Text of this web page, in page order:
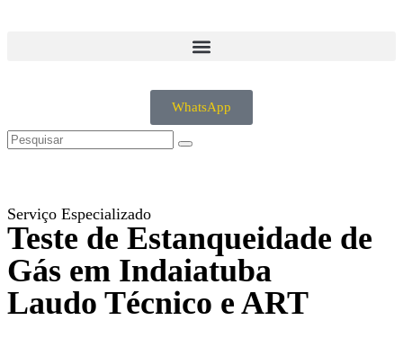
WhatsApp
Serviço Especializado
Teste de Estanqueidade de
Gás em Indaiatuba
Laudo Técnico e ART